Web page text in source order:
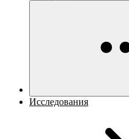
Исследования